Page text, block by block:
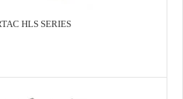
HLS SERIES